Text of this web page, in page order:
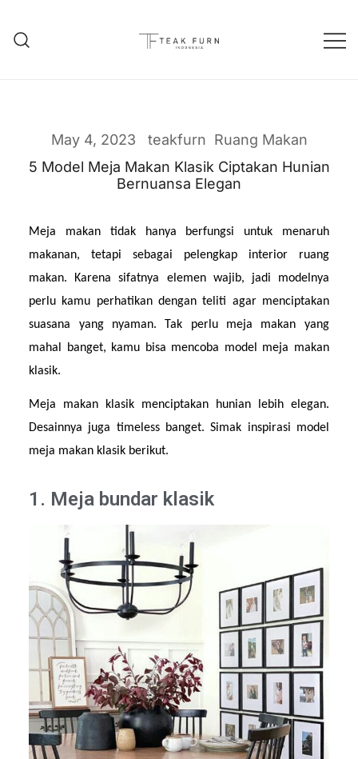
May 4, 2023 teakfurn Ruang Makan
5 Model Meja Makan Klasik Ciptakan Hunian
Bernuansa Elegan
Meja makan tidak hanya berfungsi untuk menaruh
makanan, tetapi sebagai pelengkap interior ruang
makan. Karena sifatnya elemen wajib, jadi modelnya
perlu kamu perhatikan dengan teliti agar menciptakan
suasana yang nyaman. Tak perlu meja makan yang
mahal banget, kamu bisa mencoba model meja makan
klasik.
Meja makan klasik menciptakan hunian lebih elegan.
Desainnya juga timeless banget. Simak inspirasi model
meja makan klasik berikut.
1. Meja bundar klasik